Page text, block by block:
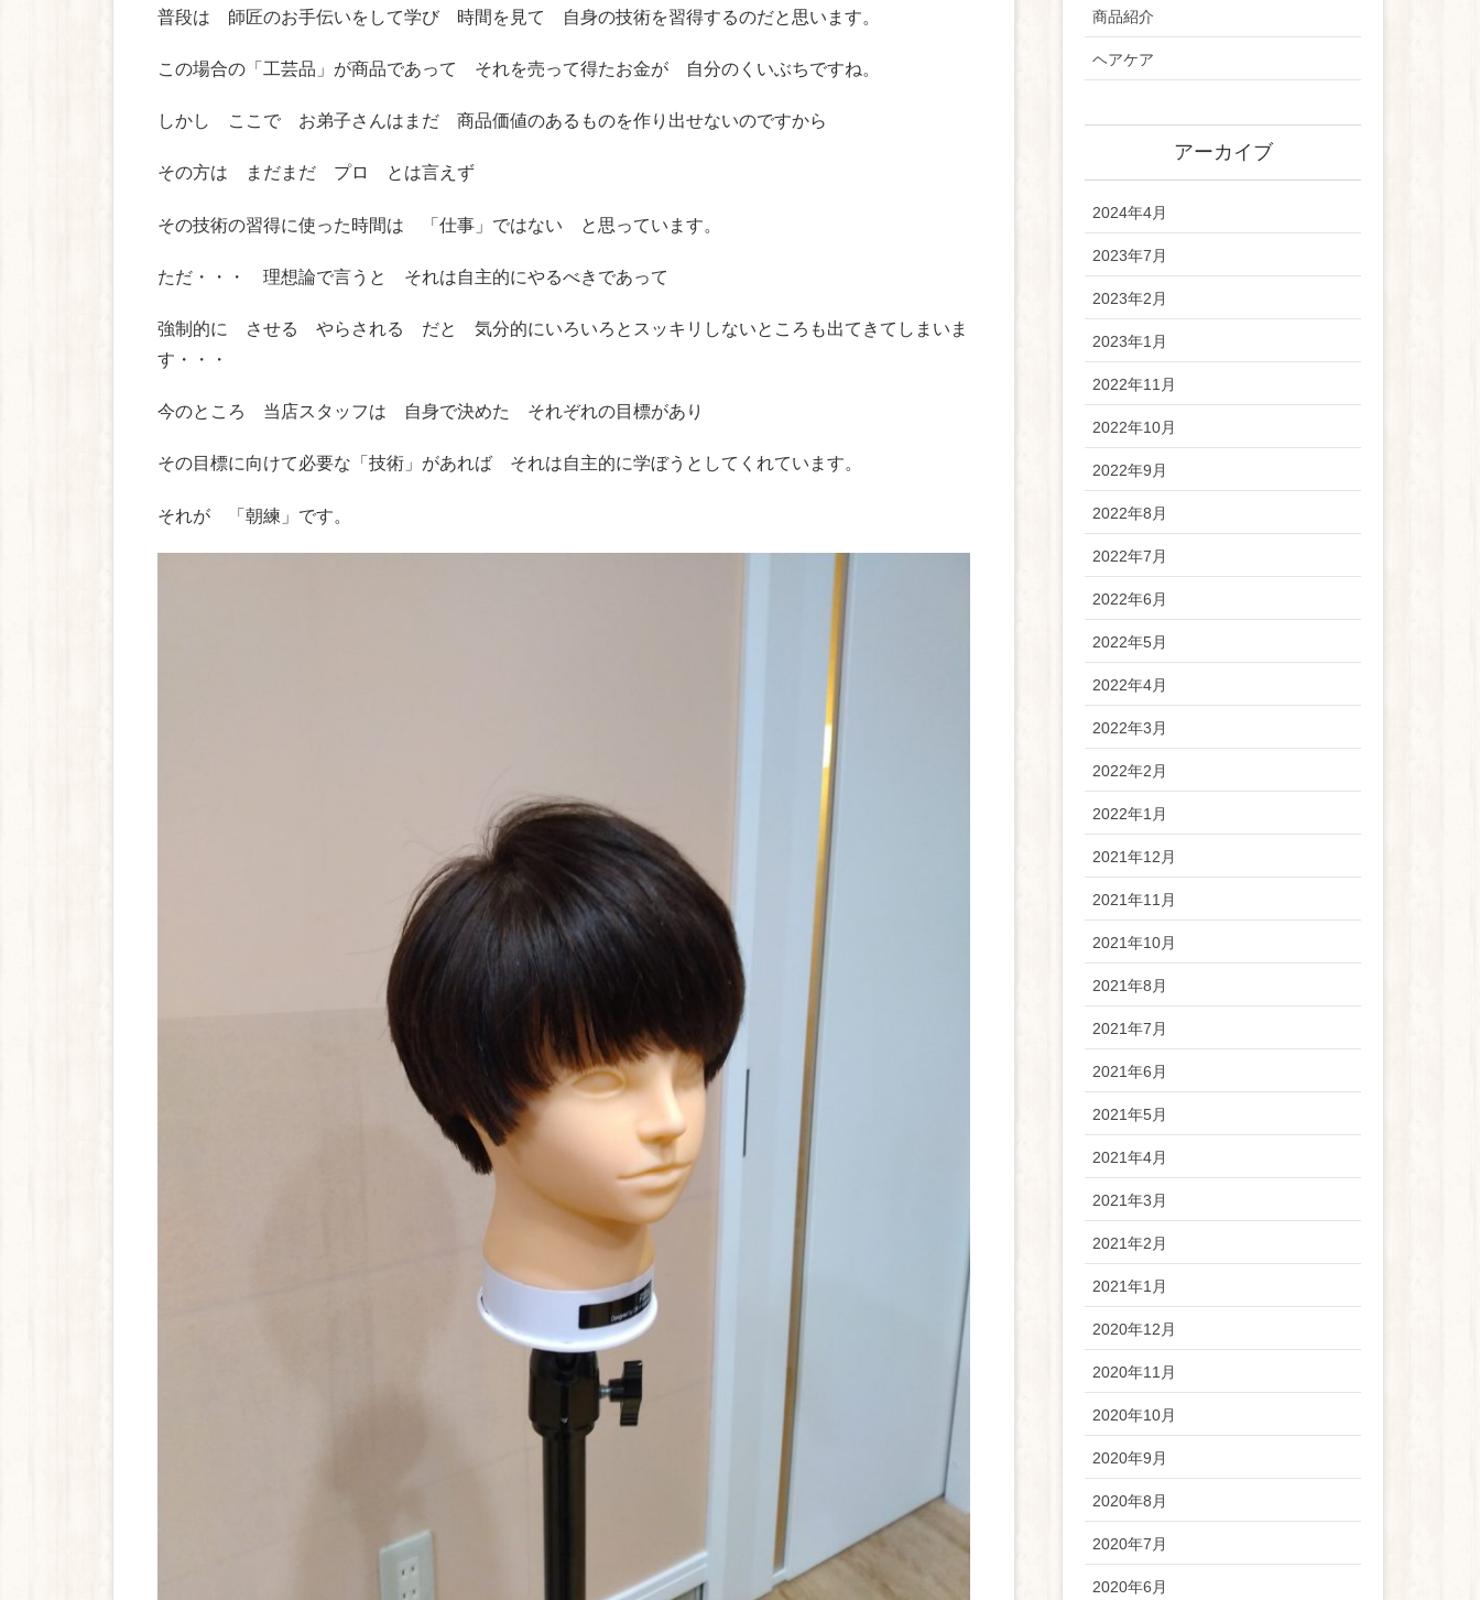
普段は 師匠のお手伝いをして学び 時間を見て 自身の技術を習得するのだと思います。
この場合の「工芸品」が商品であって それを売って得たお金が 自分のくいぶちですね。
しかし ここで お弟子さんはまだ 商品価値のあるものを作り出せないのですから
その方は まだまだ プロ とは言えず
その技術の習得に使った時間は 「仕事」ではない と思っています。
ただ・・・ 理想論で言うと それは自主的にやるべきであって
強制的に させる やらされる だと 気分的にいろいろとスッキリしないところも出てきてしまいま
す・・・
今のところ 当店スタッフは 自身で決めた それぞれの目標があり
その目標に向けて必要な「技術」があれば それは自主的に学ぼうとしてくれています。
それが 「朝練」です。
商品紹介
ヘアケア
アーカイブ
2024年4月
2023年7月
2023年2月
2023年1月
2022年11月
2022年10月
2022年9月
2022年8月
2022年7月
2022年6月
2022年5月
2022年4月
2022年3月
2022年2月
2022年1月
2021年12月
2021年11月
2021年10月
2021年8月
2021年7月
2021年6月
2021年5月
2021年4月
2021年3月
2021年2月
2021年1月
2020年12月
2020年11月
2020年10月
2020年9月
2020年8月
2020年7月
2020年6月